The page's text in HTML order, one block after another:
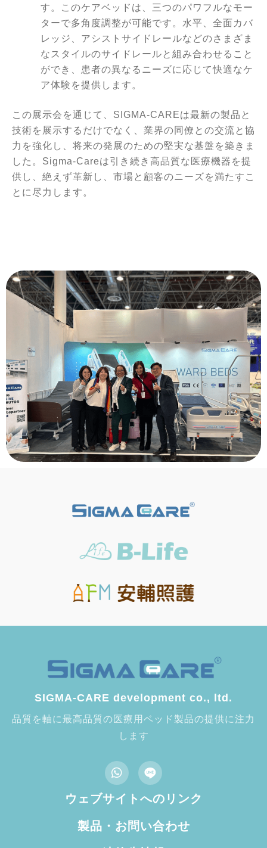
す。このケアベッドは、三つのパワフルなモー
ターで多角度調整が可能です。水平、全面カバ
レッジ、アシストサイドレールなどのさまざま
なスタイルのサイドレールと組み合わせること
ができ、患者の異なるニーズに応じて快適なケ
ア体験を提供します。
この展示会を通じて、SIGMA-CAREは最新の製品と
技術を展示するだけでなく、業界の同僚との交流と協
力を強化し、将来の発展のための堅実な基盤を築きま
した。Sigma-Careは引き続き高品質な医療機器を提
供し、絶えず革新し、市場と顧客のニーズを満たすこ
とに尽力します。
SIGMA-CARE development co., ltd.
品質を軸に最高品質の医療用ベッド製品の提供に注力
します
ウェブサイトへのリンク
製品・お問い合わせ